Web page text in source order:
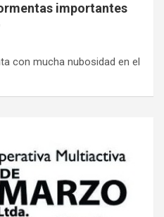
importantes
con mucha nubosidad en el